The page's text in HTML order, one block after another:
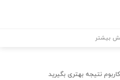
بیشتر
کاربوم نتیجه بهتری بگیرید